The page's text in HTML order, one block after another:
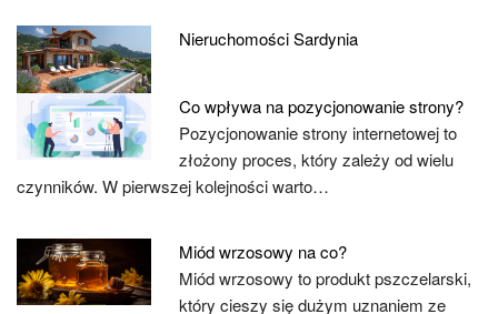
Nieruchomości Sardynia
Co wpływa na pozycjonowanie strony?
Pozycjonowanie strony internetowej to
złożony proces, który zależy od wielu
czynników. W pierwszej kolejności warto…
Miód wrzosowy na co?
Miód wrzosowy to produkt pszczelarski,
który cieszy się dużym uznaniem ze